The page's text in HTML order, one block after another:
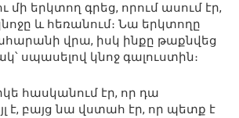
մի երկտող գրեց, որում ասում էր,
և հեռանում։ Նա երկտողը
վրա, իսկ ինքը թաքնվեց
սպասելով կնոջ գալուստին։
հասկանում էր, որ դա
է, բայց նա վստահ էր, որ պետք է